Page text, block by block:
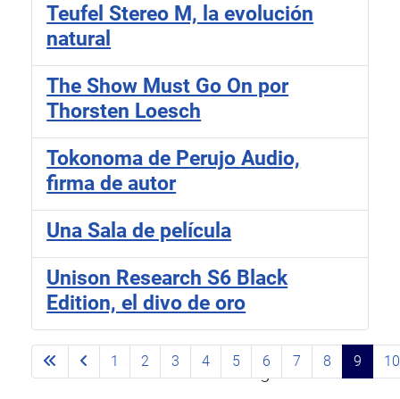
Teufel Stereo M, la evolución
natural
The Show Must Go On por
Thorsten Loesch
Tokonoma de Perujo Audio,
firma de autor
Una Sala de película
Unison Research S6 Black
Edition, el divo de oro
Página 9 de 10
1 2 3 4 5 6 7 8 9 10